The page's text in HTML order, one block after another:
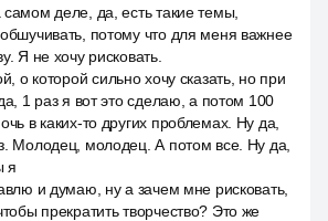
деле, да, есть такие темы,
потому что для меня важнее
Я не хочу рисковать.
о которой сильно хочу сказать, но при
1 раз я вот это сделаю, а потом 100
в каких-то других проблемах. Ну да,
Молодец, молодец. А потом все. Ну да,
я
и думаю, ну а зачем мне рисковать,
прекратить творчество? Это же